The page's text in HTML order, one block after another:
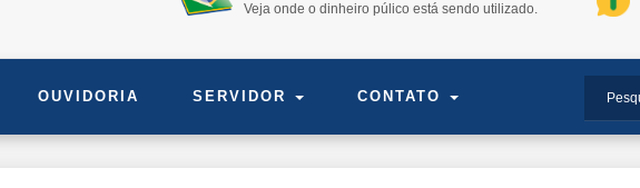
Veja onde o dinheiro púlico está sendo utilizado.
OUVIDORIA SERVIDOR CONTATO